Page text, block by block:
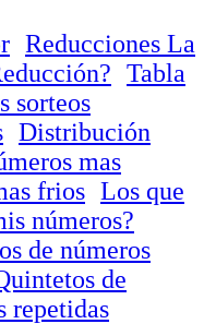
Reducciones La
Tabla
sorteos
Distribución
mas
frios Los que
números?
de números
de
repetidas